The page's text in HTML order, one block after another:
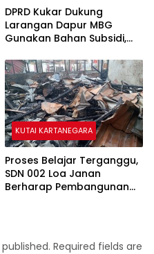
DPRD Kukar Dukung
Larangan Dapur MBG
Gunakan Bahan Subsidi,
Rampas Hak Masyarakat
KUTAI KARTANEGARA
Proses Belajar Terganggu,
SDN 002 Loa Janan
Berharap Pembangunan
Required fields are